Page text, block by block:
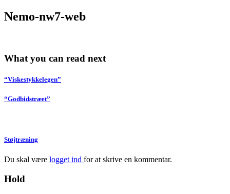
Nemo-nw7-web
What you can read next
“Viskestykkelegen”
“Godbidstræet”
Støjtræning
Du skal være logget ind for at skrive en kommentar.
Hold